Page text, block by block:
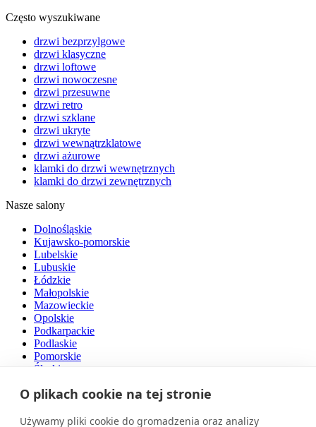
O plikach cookie na tej stronie
Używamy pliki cookie do gromadzenia oraz analizy
Często wyszukiwane
drzwi bezprzylgowe
drzwi klasyczne
drzwi loftowe
drzwi nowoczesne
drzwi przesuwne
drzwi retro
drzwi szklane
drzwi ukryte
drzwi wewnątrzklatowe
drzwi ażurowe
klamki do drzwi wewnętrznych
klamki do drzwi zewnętrznych
Nasze salony
Dolnośląskie
Kujawsko-pomorskie
Lubelskie
Lubuskie
Łódzkie
Małopolskie
Mazowieckie
Opolskie
Podkarpackie
Podlaskie
Pomorskie
Śląskie
Warmińsko-mazurskie
Zachodniopomorskie